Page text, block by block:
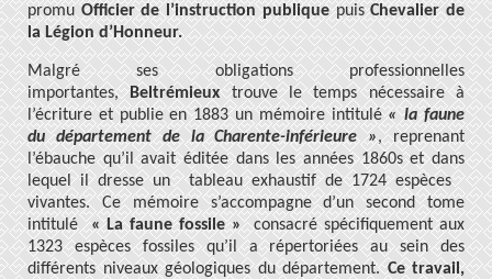
promuOfficier de l’instruction publiquepuisChevalier de
la Légion d’Honneur.
Malgré ses obligations professionnelles
importantes,Beltrémieuxtrouve le temps nécessaire à
l’écriture et publie en 1883 un mémoire intitulé« la faune
du département de la Charente-inférieure », reprenant
l’ébauche qu’il avait éditée dans les années 1860s et dans
lequel il dresse un tableau exhaustif de 1724 espèces
vivantes. Ce mémoire s’accompagne d’un second tome
intitulé« La faune fossile »consacré spécifiquement aux
1323 espèces fossiles qu’il a répertoriées au sein des
différents niveaux géologiques du département.Ce travail,